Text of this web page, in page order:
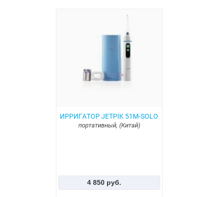
ИРРИГАТОР JETPIK 51М-SOLO
портативный, (Китай)
4 850 руб.